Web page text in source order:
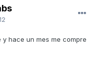
hace un mes me compre